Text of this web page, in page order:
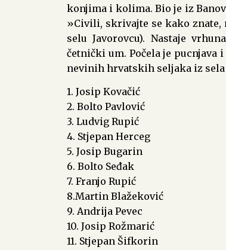
konjima i kolima. Bio je iz
»Civili, skrivajte se kako znate,
selu Javorovcu). Nastaje
četnički um. Počela je pucnjava
nevinih hrvatskih seljaka iz
1. Josip Kovačić
2. Bolto Pavlović
3. Ludvig Rupić
4. Stjepan Herceg
5. Josip Bugarin
6. Bolto Seđak
7. Franjo Rupić
8.Martin Blažeković
9. Andrija Pevec
10. Josip Rožmarić
11. Stjepan Šifkorin